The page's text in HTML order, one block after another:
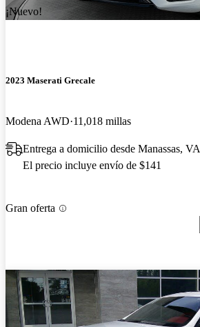
¡Nuevo!
2023 Maserati Grecale
Modena AWD 11,018 millas
Entrega a domicilio desde Manassas, VA
El precio incluye envío de $141
Gran oferta